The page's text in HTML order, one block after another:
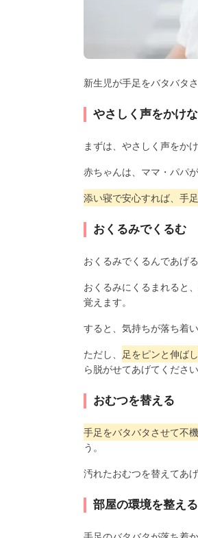
新生児が手足をバタバタ
やさしく声をかけ
まずは、やさしく声をか
赤ちゃんは、ママ・パパ
添い寝で安心すれば、手
おくるみでくるむ
おくるみでくるんであげ
おくるみにくるまれると
覚えます。
すると、気持ちが落ち着
ただし、 足をピンと伸ば
ら脱がせてあげてください
おむつを替える
手足をバタバタさせて不
う。
汚れたおむつを替えてあ
部屋の環境を整える